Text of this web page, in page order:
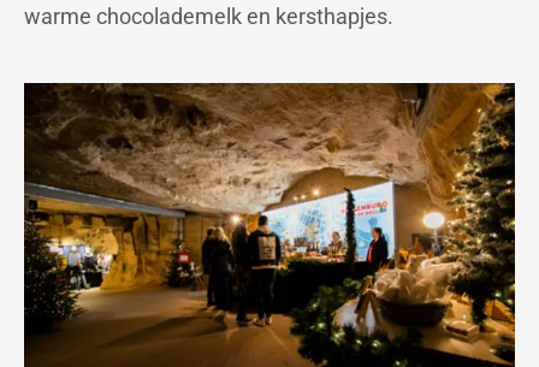
warme chocolademelk en kersthapjes.